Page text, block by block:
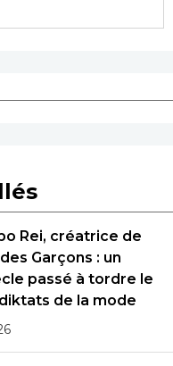
Rei, créatrice de
Garçons : un
passé à tordre le
de la mode